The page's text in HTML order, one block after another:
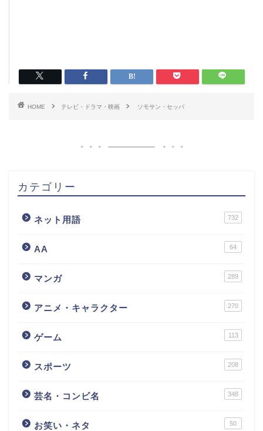
HOME テレビ・ドラマ・映画 ソモサン・セッパ
カテゴリー
ネット用語 732
AA 64
マンガ 289
アニメ・キャラクター 270
ゲーム 113
スポーツ 208
芸名・コンビ名 348
お笑い・ネタ 50